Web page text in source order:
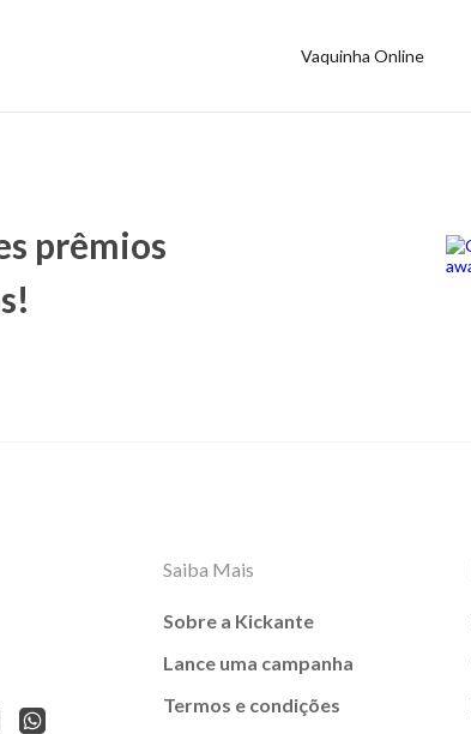
Vaquinha Online
prêmios
Saiba Mais
Sobre a Kickante
Lance uma campanha
Termos e condições